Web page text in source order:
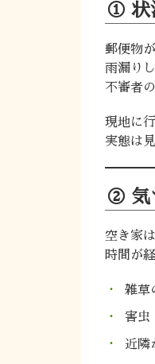
① 状
郵便物
雨漏り
不審者
現地に
実態は
② 気
空き家は
時間が
雑草
害虫
近隣